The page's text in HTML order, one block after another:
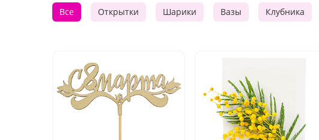
Все Открытки Шарики Вазы Клубника